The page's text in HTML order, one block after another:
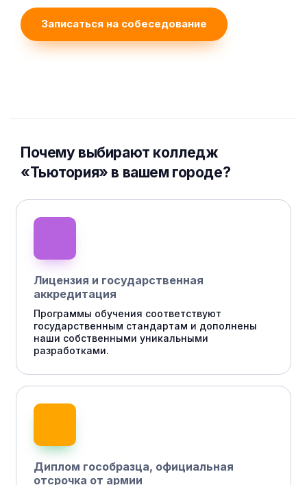
Записаться на собеседование
Почему выбирают колледж
«Тьютория» в вашем городе?
Лицензия и государственная
аккредитация
Программы обучения соответствуют
государственным стандартам и дополнены
наши собственными уникальными
разработками.
Диплом гособразца, официальная
отсрочка от армии